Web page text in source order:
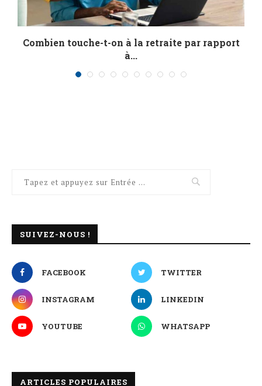
Combien touche-t-on à la retraite par rapport
à...
SUIVEZ-NOUS !
FACEBOOK TWITTER
INSTAGRAM LINKEDIN
YOUTUBE WHATSAPP
ARTICLES POPULAIRES